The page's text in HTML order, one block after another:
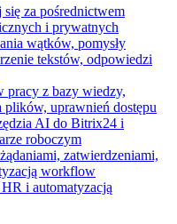
za pośrednictwem
i prywatnych
wątków, pomysły
tekstów, odpowiedzi
pracy z bazy wiedzy,
uprawnień dostępu
AI do Bitrix24 i
roboczym
zatwierdzeniami,
workflow
i automatyzacją